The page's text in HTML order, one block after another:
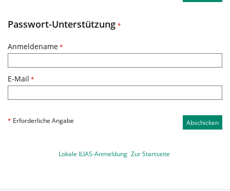
Passwort-Unterstützung *
Anmeldename*
E-Mail *
* Erforderliche Angabe Abschicken
Lokale ILIAS-Anmeldung Zur Startseite